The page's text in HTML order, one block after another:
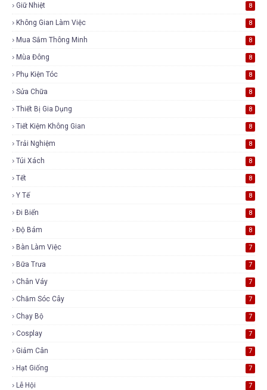
Giữ Nhiệt 8
Không Gian Làm Việc 8
Mua Sắm Thông Minh 8
Mùa Đông 8
Phụ Kiện Tóc 8
Sửa Chữa 8
Thiết Bị Gia Dụng 8
Tiết Kiệm Không Gian 8
Trải Nghiệm 8
Túi Xách 8
Tết 8
Y Tế 8
Đi Biển 8
Độ Bám 8
Bàn Làm Việc 7
Bữa Trưa 7
Chân Váy 7
Chăm Sóc Cây 7
Chạy Bộ 7
Cosplay 7
Giảm Cân 7
Hạt Giống 7
Lễ Hội 7